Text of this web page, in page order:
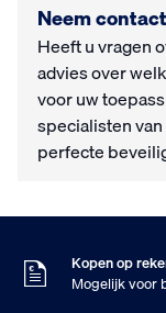
Neem
Heeft u vragen
advies over
voor uw
specialisten
perfecte
9
Klanten geven
Kopen op
Mogelijk voor